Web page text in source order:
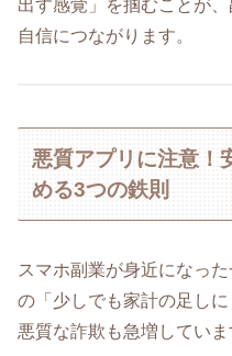
出す感覚」を掴むことが
自信につながります。
悪質アプリに注意！
める3つの鉄則
スマホ副業が身近になっ
の「少しでも家計の足し
悪質な詐欺も急増していま